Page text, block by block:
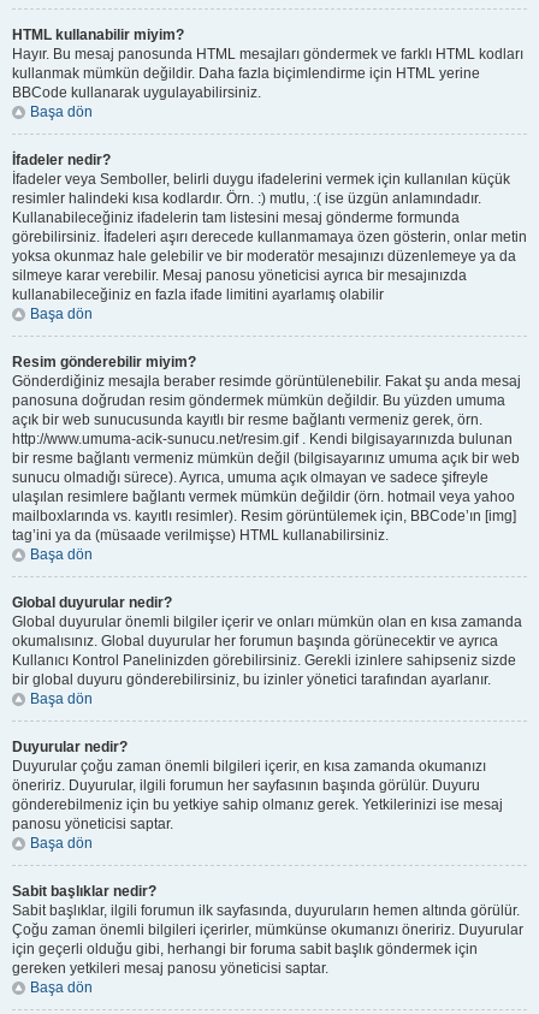
HTML kullanabilir miyim?
Hayır. Bu mesaj panosunda HTML mesajları göndermek ve farklı HTML kodları
kullanmak mümkün değildir. Daha fazla biçimlendirme için HTML yerine
BBCode kullanarak uygulayabilirsiniz.
Başa dön
İfadeler nedir?
İfadeler veya Semboller, belirli duygu ifadelerini vermek için kullanılan küçük
resimler halindeki kısa kodlardır. Örn. :) mutlu, :( ise üzgün anlamındadır.
Kullanabileceğiniz ifadelerin tam listesini mesaj gönderme formunda
görebilirsiniz. İfadeleri aşırı derecede kullanmamaya özen gösterin, onlar metin
yoksa okunmaz hale gelebilir ve bir moderatör mesajınızı düzenlemeye ya da
silmeye karar verebilir. Mesaj panosu yöneticisi ayrıca bir mesajınızda
kullanabileceğiniz en fazla ifade limitini ayarlamış olabilir
Başa dön
Resim gönderebilir miyim?
Gönderdiğiniz mesajla beraber resimde görüntülenebilir. Fakat şu anda mesaj
panosuna doğrudan resim göndermek mümkün değildir. Bu yüzden umuma
açık bir web sunucusunda kayıtlı bir resme bağlantı vermeniz gerek, örn.
http://www.umuma-acik-sunucu.net/resim.gif . Kendi bilgisayarınızda bulunan
bir resme bağlantı vermeniz mümkün değil (bilgisayarınız umuma açık bir web
sunucu olmadığı sürece). Ayrıca, umuma açık olmayan ve sadece şifreyle
ulaşılan resimlere bağlantı vermek mümkün değildir (örn. hotmail veya yahoo
mailboxlarında vs. kayıtlı resimler). Resim görüntülemek için, BBCode’ın [img]
tag’ini ya da (müsaade verilmişse) HTML kullanabilirsiniz.
Başa dön
Global duyurular nedir?
Global duyurular önemli bilgiler içerir ve onları mümkün olan en kısa zamanda
okumalısınız. Global duyurular her forumun başında görünecektir ve ayrıca
Kullanıcı Kontrol Panelinizden görebilirsiniz. Gerekli izinlere sahipseniz sizde
bir global duyuru gönderebilirsiniz, bu izinler yönetici tarafından ayarlanır.
Başa dön
Duyurular nedir?
Duyurular çoğu zaman önemli bilgileri içerir, en kısa zamanda okumanızı
öneririz. Duyurular, ilgili forumun her sayfasının başında görülür. Duyuru
gönderebilmeniz için bu yetkiye sahip olmanız gerek. Yetkilerinizi ise mesaj
panosu yöneticisi saptar.
Başa dön
Sabit başlıklar nedir?
Sabit başlıklar, ilgili forumun ilk sayfasında, duyuruların hemen altında görülür.
Çoğu zaman önemli bilgileri içerirler, mümkünse okumanızı öneririz. Duyurular
için geçerli olduğu gibi, herhangi bir foruma sabit başlık göndermek için
gereken yetkileri mesaj panosu yöneticisi saptar.
Başa dön